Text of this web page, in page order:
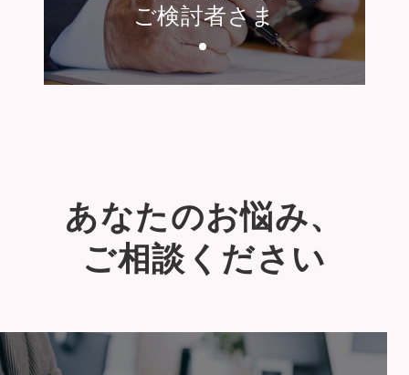
ご検討者さま
あなたのお悩み、
ご相談ください